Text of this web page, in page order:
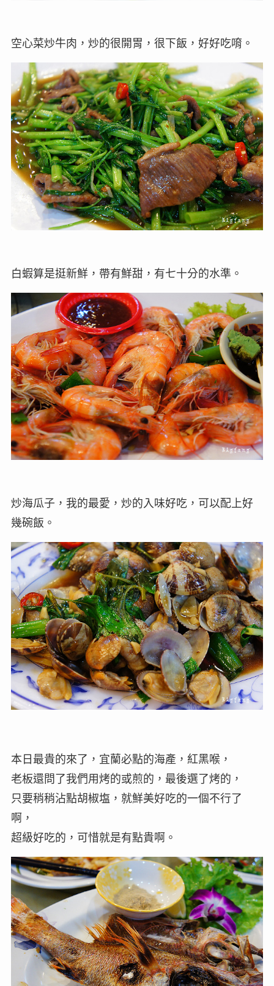
空心菜炒牛肉，炒的很開胃，很下飯，好好吃唷。
白蝦算是挺新鮮，帶有鮮甜，有七十分的水準。
炒海瓜子，我的最愛，炒的入味好吃，可以配上好
幾碗飯。
本日最貴的來了，宜蘭必點的海產，紅黑喉，
老板還問了我們用烤的或煎的，最後選了烤的，
只要稍稍沾點胡椒塩，就鮮美好吃的一個不行了
啊，
超級好吃的，可惜就是有點貴啊。